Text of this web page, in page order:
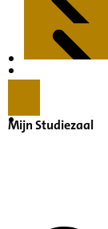
Inventaris
Mijn Studiezaal